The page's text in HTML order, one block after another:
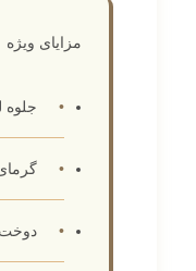
مزایای ویژه
جلوه
دوخت